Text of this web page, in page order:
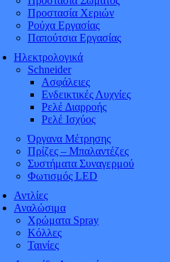
Προστασία Χεριών
Ρούχα Εργασίας
Παπούτσια Εργασίας
Ηλεκτρολογικά
Schneider
Ασφάλειες
Ενδεικτικές Λυχνίες
Ρελέ Διαρροής
Ρελέ Ισχύος
Όργανα Μέτρησης
Πρίζες – Μπαλαντέζες
Συστήματα Συναγερμού
Φωτισμός LED
Αντλίες
Αναλώσιμα
Χρώματα Spray
Κόλλες
Ταινίες